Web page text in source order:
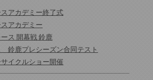
スアカデミー終了式
スアカデミー
ス 開幕戦 鈴鹿
鈴鹿プレシーズン合同テスト
イクルショー開催